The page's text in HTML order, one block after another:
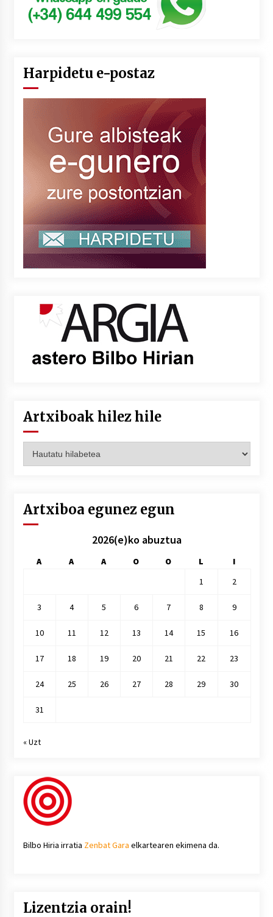
Harpidetu e-postaz
Artxiboak hilez hile
hilez
Artxiboa egunez egun
2026(e)ko abuztua
A A A O O L
I
1
2
3 4 5 6 7 8 9
10 11 12 13 14 15 16
17 18 19 20 21 22 23
24 25 26 27 28 29 30
31
« Uzt
Bilbo Hiria irratia Zenbat Gara elkartearen ekimena da.
Lizentzia orain!